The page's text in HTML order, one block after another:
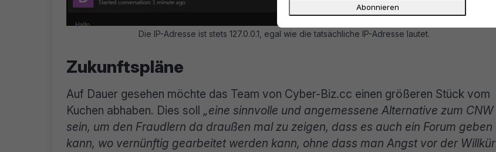
Die IP-Adresse ist stets 127.0.0.1, egal wie die tatsächliche IP-Adresse lautet.
Zukunftspläne
Auf Dauer gesehen möchte das Team von Cyber-Biz.cc einen größeren Stück vom
Kuchen abhaben. Dies soll „eine sinnvolle und angemessene Alternative zum CNW
sein, um den Fraudlern da draußen mal zu zeigen, dass es auch ein Forum geben
kann, wo vernünftig gearbeitet werden kann, ohne dass man Angst vor der Willkür